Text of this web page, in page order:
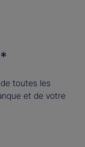
toutes les
et de votre